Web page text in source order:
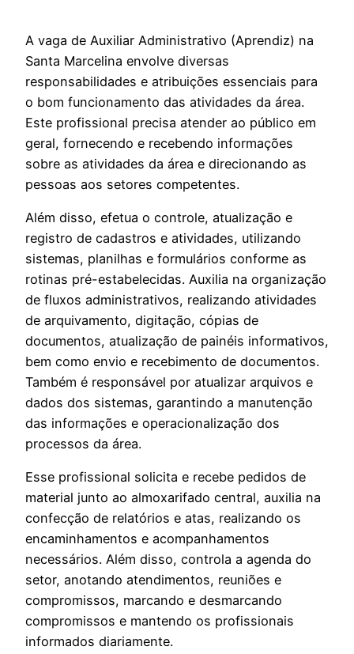
A vaga de Auxiliar Administrativo (Aprendiz) na
Santa Marcelina envolve diversas
responsabilidades e atribuições essenciais para
o bom funcionamento das atividades da área.
Este profissional precisa atender ao público em
geral, fornecendo e recebendo informações
sobre as atividades da área e direcionando as
pessoas aos setores competentes.
Além disso, efetua o controle, atualização e
registro de cadastros e atividades, utilizando
sistemas, planilhas e formulários conforme as
rotinas pré-estabelecidas. Auxilia na organização
de fluxos administrativos, realizando atividades
de arquivamento, digitação, cópias de
documentos, atualização de painéis informativos,
bem como envio e recebimento de documentos.
Também é responsável por atualizar arquivos e
dados dos sistemas, garantindo a manutenção
das informações e operacionalização dos
processos da área.
Esse profissional solicita e recebe pedidos de
material junto ao almoxarifado central, auxilia na
confecção de relatórios e atas, realizando os
encaminhamentos e acompanhamentos
necessários. Além disso, controla a agenda do
setor, anotando atendimentos, reuniões e
compromissos, marcando e desmarcando
compromissos e mantendo os profissionais
informados diariamente.